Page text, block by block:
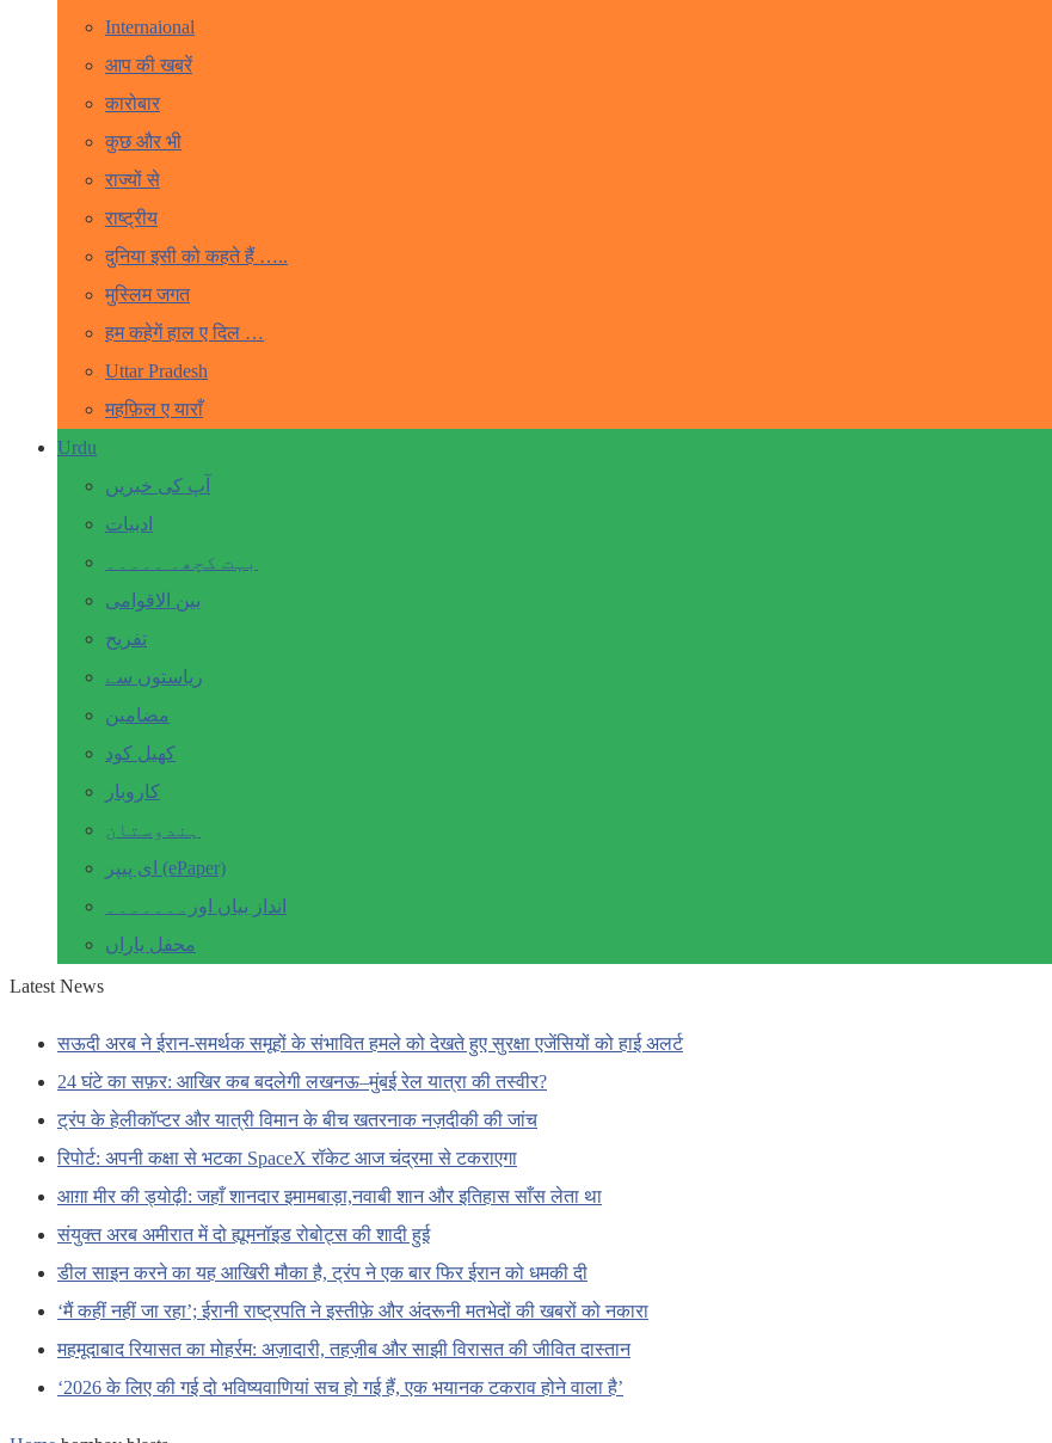
Internaional
आप की खबरें
कारोबार
कुछ और भी
राज्यों से
राष्ट्रीय
दुनिया इसी को कहते हैं …..
मुस्लिम जगत
हम कहेगें हाल ए दिल …
Uttar Pradesh
महफ़िल ए याराँ
Urdu
آپ کی خبریں
ادبیات
بہت کچھ۔ ۔۔۔۔۔
بین الاقوامی
تفریح
ریاستوں سے
مضامین
کھیل کود
کاروبار
ہندوستان
ای پیپر (ePaper)
انداز بیاں اور۔۔۔۔۔۔۔
محفل یاراں
Latest News
सऊदी अरब ने ईरान-समर्थक समूहों के संभावित हमले को देखते हुए सुरक्षा एजेंसियों को हाई अलर्ट
24 घंटे का सफ़र: आखिर कब बदलेगी लखनऊ–मुंबई रेल यात्रा की तस्वीर?
ट्रंप के हेलीकॉप्टर और यात्री विमान के बीच खतरनाक नज़दीकी की जांच
रिपोर्ट: अपनी कक्षा से भटका SpaceX रॉकेट आज चंद्रमा से टकराएगा
आग़ा मीर की ड्योढ़ी: जहाँ शानदार इमामबाड़ा,नवाबी शान और इतिहास साँस लेता था
संयुक्त अरब अमीरात में दो ह्यूमनॉइड रोबोट्स की शादी हुई
डील साइन करने का यह आखिरी मौका है, ट्रंप ने एक बार फिर ईरान को धमकी दी
‘मैं कहीं नहीं जा रहा’; ईरानी राष्ट्रपति ने इस्तीफ़े और अंदरूनी मतभेदों की खबरों को नकारा
महमूदाबाद रियासत का मोहर्रम: अज़ादारी, तहज़ीब और साझी विरासत की जीवित दास्तान
‘2026 के लिए की गई दो भविष्यवाणियां सच हो गई हैं, एक भयानक टकराव होने वाला है’